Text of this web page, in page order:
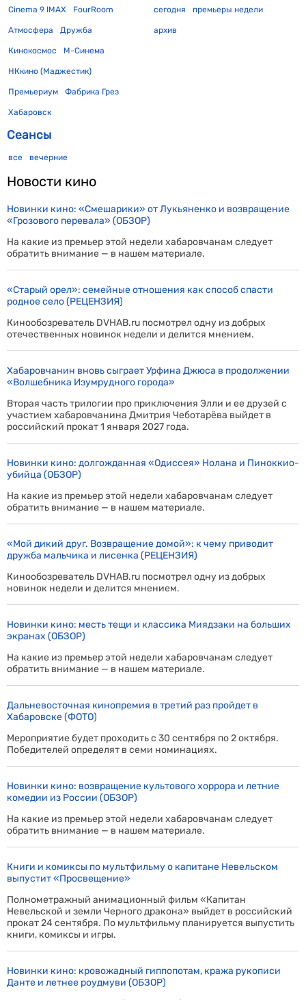
Cinema 9 IMAX FourRoom
Атмосфера Дружба
Кинокосмос М-Синема
НКкино (Маджестик)
Премьериум Фабрика Грез
Хабаровск
Сеансы
все вечерние
сегодня премьеры недели
архив
Новости кино
Новинки кино: «Смешарики» от Лукьяненко и возвращение
«Грозового перевала» (ОБЗОР)
На какие из премьер этой недели хабаровчанам следует
обратить внимание — в нашем материале.
«Старый орел»: семейные отношения как способ спасти
родное село (РЕЦЕНЗИЯ)
Кинообозреватель DVHAB.ru посмотрел одну из добрых
отечественных новинок недели и делится мнением.
Хабаровчанин вновь сыграет Урфина Джюса в продолжении
«Волшебника Изумрудного города»
Вторая часть трилогии про приключения Элли и ее друзей с
участием хабаровчанина Дмитрия Чеботарёва выйдет в
российский прокат 1 января 2027 года.
Новинки кино: долгожданная «Одиссея» Нолана и Пиноккио-
убийца (ОБЗОР)
На какие из премьер этой недели хабаровчанам следует
обратить внимание — в нашем материале.
«Мой дикий друг. Возвращение домой»: к чему приводит
дружба мальчика и лисенка (РЕЦЕНЗИЯ)
Кинообозреватель DVHAB.ru посмотрел одну из добрых
новинок недели и делится мнением.
Новинки кино: месть тещи и классика Миядзаки на больших
экранах (ОБЗОР)
На какие из премьер этой недели хабаровчанам следует
обратить внимание — в нашем материале.
Дальневосточная кинопремия в третий раз пройдет в
Хабаровске (ФОТО)
Мероприятие будет проходить с 30 сентября по 2 октября.
Победителей определят в семи номинациях.
Новинки кино: возвращение культового хоррора и летние
комедии из России (ОБЗОР)
На какие из премьер этой недели хабаровчанам следует
обратить внимание — в нашем материале.
Книги и комиксы по мультфильму о капитане Невельском
выпустит «Просвещение»
Полнометражный анимационный фильм «Капитан
Невельской и земли Черного дракона» выйдет в российский
прокат 24 сентября. По мультфильму планируется выпустить
книги, комиксы и игры.
Новинки кино: кровожадный гиппопотам, кража рукописи
Данте и летнее роудмуви (ОБЗОР)